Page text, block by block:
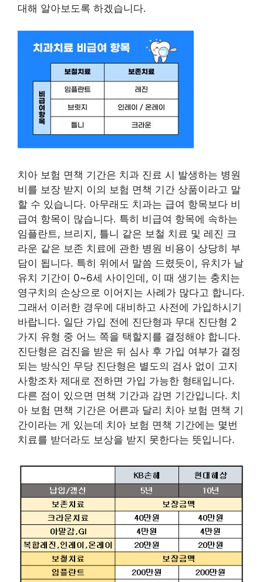
대해 알아보도록 하겠습니다.
치아 보험 면책 기간은 치과 진료 시 발생하는 병원
비를 보장 받지 이의 보험 면책 기간 상품이라고 말
할 수 있습니다. 아무래도 치과는 급여 항목보다 비
급여 항목이 많습니다. 특히 비급여 항목에 속하는
임플란트, 브리지, 틀니 같은 보철 치료 및 레진 크
라운 같은 보존 치료에 관한 병원 비용이 상당히 부
담이 됩니다. 특히 위에서 말씀 드렸듯이, 유치가 날
유치 기간이 0~6세 사이인데, 이 때 생기는 충치는
영구치의 손상으로 이어지는 사례가 많다고 합니다.
그래서 이러한 경우에 대비하고 사전에 가입하시기
바랍니다. 일단 가입 전에 진단형과 무대 진단형 2
가지 유형 중 어느 쪽을 택할지를 결정해야 합니다.
진단형은 검진을 받은 뒤 심사 후 가입 여부가 결정
되는 방식인 무당 진단형은 별도의 검사 없이 고지
사항조차 제대로 전하면 가입 가능한 형태입니다.
다른 점이 있으면 면책 기간과 감면 기간입니다. 치
아 보험 면책 기간은 어른과 달리 치아 보험 면책 기
간이라는 게 있는데 치아 보험 면책 기간에는 몇번
치료를 받더라도 보상을 받지 못한다는 뜻입니다.